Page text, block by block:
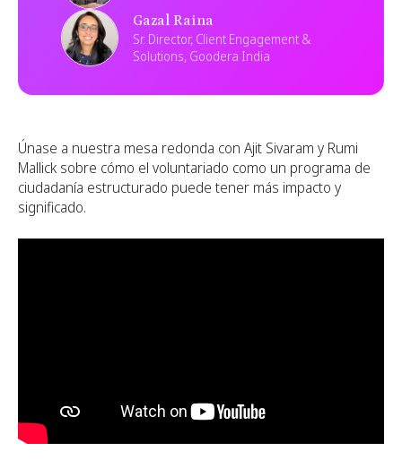
Gazal Raina
Sr. Director, Client Engagement &
Solutions, Goodera India
Únase a nuestra mesa redonda con Ajit Sivaram y Rumi
Mallick sobre cómo el voluntariado como un programa de
ciudadanía estructurado puede tener más impacto y
significado.